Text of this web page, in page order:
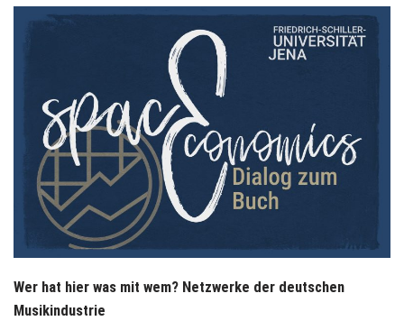
Wer hat hier was mit wem? Netzwerke der deutschen
Musikindustrie